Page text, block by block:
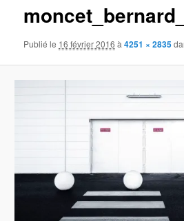
Publié le 16 février 2016 à4251 × 2835